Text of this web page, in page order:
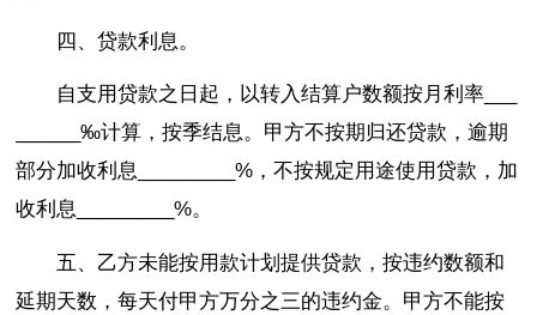
四、贷款利息。
自支用贷款之日起，以转入结算户数额按月利率___
______‰计算，按季结息。甲方不按期归还贷款，逾期
部分加收利息_________%，不按规定用途使用贷款，加
收利息_________%。
五、乙方未能按用款计划提供贷款，按违约数额和
延期天数，每天付甲方万分之三的违约金。甲方不能按